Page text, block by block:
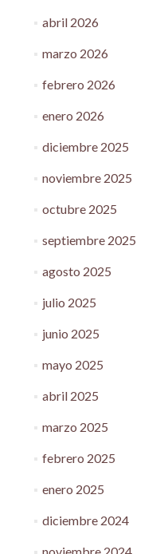
abril 2026
marzo 2026
febrero 2026
enero 2026
diciembre 2025
noviembre 2025
octubre 2025
septiembre 2025
agosto 2025
julio 2025
junio 2025
mayo 2025
abril 2025
marzo 2025
febrero 2025
enero 2025
diciembre 2024